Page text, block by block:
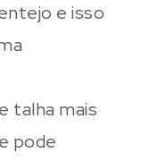
e isso
talha mais
pode